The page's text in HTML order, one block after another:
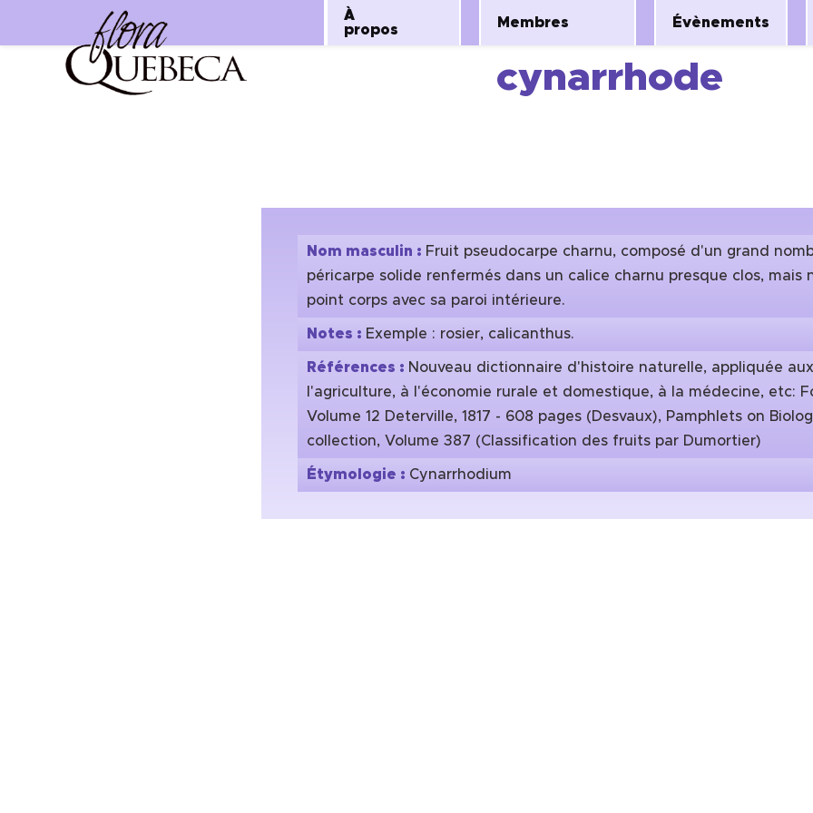
Aller
À
propos
Membres Évènements
cynarrhode
Nom masculin : Fruit pseudocarpe charnu, composé d'un grand
péricarpe solide renfermés dans un calice charnu presque clos, mais
point corps avec sa paroi intérieure.
Notes : Exemple : rosier, calicanthus.
Références : Nouveau dictionnaire d'histoire naturelle, appliquée
l'agriculture, à l'économie rurale et domestique, à la médecine, etc:
Volume 12 Deterville, 1817 - 608 pages (Desvaux), Pamphlets on
collection, Volume 387 (Classification des fruits par Dumortier)
Étymologie : Cynarrhodium